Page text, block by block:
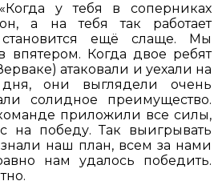
у тебя в соперниках
а на тебя так работает
ещё слаще. Мы
впятером. Когда двое ребят
атаковали и уехали на
они выглядели очень
солидное преимущество.
приложили все силы,
на победу. Так выигрывать
наш план, всем за нами
нам удалось победить.